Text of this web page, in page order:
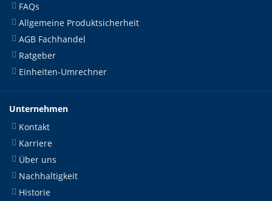
FAQs
Allgemeine Produktsicherheit
AGB Fachhandel
Ratgeber
Einheiten-Umrechner
Unternehmen
Kontakt
Karriere
Über uns
Nachhaltigkeit
Historie